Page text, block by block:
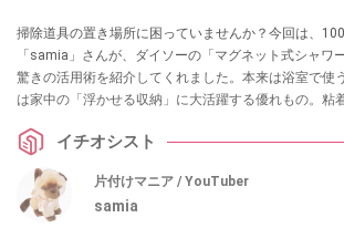
掃除道具の置き場所に困っていませんか？今回は、
「samia」さんが、ダイソーの「マグネット式シャワ
驚きの活用術を紹介してくれました。本来は浴室で使
は家中の「浮かせる収納」に大活躍する優れもの。粘
イチオシスト
片付けマニア / YouTuber
samia